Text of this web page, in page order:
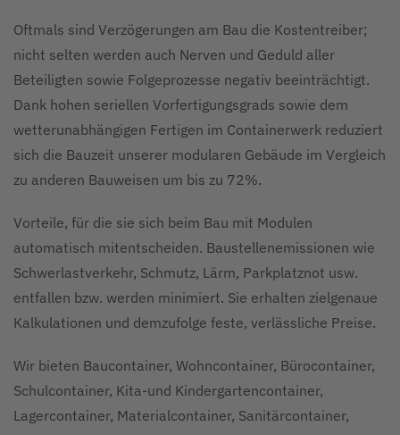
Oftmals sind Verzögerungen am Bau die Kostentreiber;
nicht selten werden auch Nerven und Geduld aller
Beteiligten sowie Folgeprozesse negativ beeinträchtigt.
Dank hohen seriellen Vorfertigungsgrads sowie dem
wetterunabhängigen Fertigen im Containerwerk reduziert
sich die Bauzeit unserer modularen Gebäude im Vergleich
zu anderen Bauweisen um bis zu 72%.
Vorteile, für die sie sich beim Bau mit Modulen
automatisch mitentscheiden. Baustellenemissionen wie
Schwerlastverkehr, Schmutz, Lärm, Parkplatznot usw.
entfallen bzw. werden minimiert. Sie erhalten zielgenaue
Kalkulationen und demzufolge feste, verlässliche Preise.
Wir bieten Baucontainer, Wohncontainer, Bürocontainer,
Schulcontainer, Kita-und Kindergartencontainer,
Lagercontainer, Materialcontainer, Sanitärcontainer,